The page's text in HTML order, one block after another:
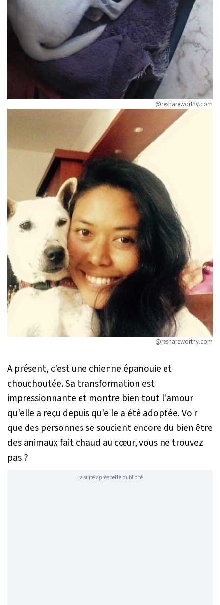
@reshareworthy.com
@reshareworthy.com
A présent, c'est une chienne épanouie et
chouchoutée. Sa transformation est
impressionnante et montre bien tout l'amour
qu'elle a reçu depuis qu'elle a été adoptée. Voir
que des personnes se soucient encore du bien être
des animaux fait chaud au cœur, vous ne trouvez
pas ?
La suite après cette publicité